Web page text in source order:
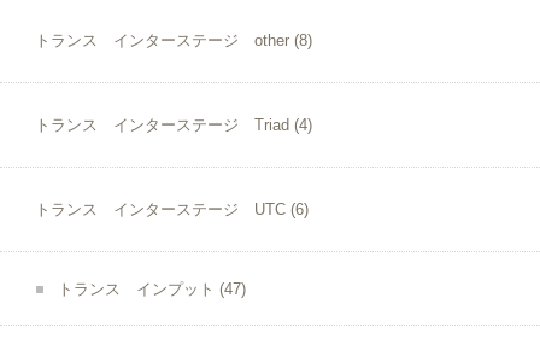
トランス インターステージ other (8)
トランス インターステージ Triad (4)
トランス インターステージ UTC (6)
トランス インプット (47)